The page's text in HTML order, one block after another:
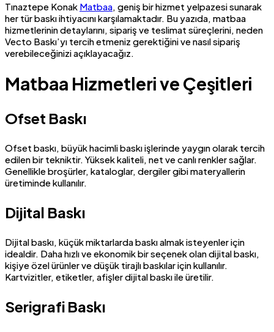
Tınaztepe Konak Matbaa, geniş bir hizmet yelpazesi sunarak
her tür baskı ihtiyacını karşılamaktadır. Bu yazıda, matbaa
hizmetlerinin detaylarını, sipariş ve teslimat süreçlerini, neden
Vecto Baskı’yı tercih etmeniz gerektiğini ve nasıl sipariş
verebileceğinizi açıklayacağız.
Matbaa Hizmetleri ve Çeşitleri
Ofset Baskı
Ofset baskı, büyük hacimli baskı işlerinde yaygın olarak tercih
edilen bir tekniktir. Yüksek kaliteli, net ve canlı renkler sağlar.
Genellikle broşürler, kataloglar, dergiler gibi materyallerin
üretiminde kullanılır.
Dijital Baskı
Dijital baskı, küçük miktarlarda baskı almak isteyenler için
idealdir. Daha hızlı ve ekonomik bir seçenek olan dijital baskı,
kişiye özel ürünler ve düşük tirajlı baskılar için kullanılır.
Kartvizitler, etiketler, afişler dijital baskı ile üretilir.
Serigrafi Baskı